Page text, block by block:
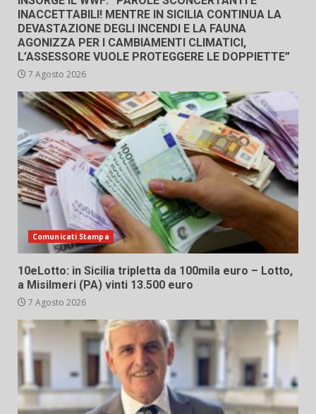
INACCETTABILI! MENTRE IN SICILIA CONTINUA LA
DEVASTAZIONE DEGLI INCENDI E LA FAUNA
AGONIZZA PER I CAMBIAMENTI CLIMATICI,
L’ASSESSORE VUOLE PROTEGGERE LE DOPPIETTE”
7 Agosto 2026
Comunicati Stampa
10eLotto: in Sicilia tripletta da 100mila euro – Lotto,
a Misilmeri (PA) vinti 13.500 euro
7 Agosto 2026